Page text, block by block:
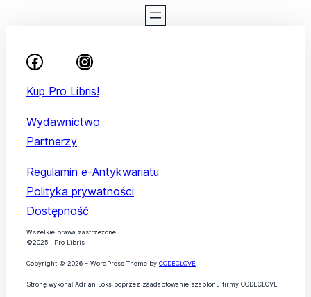
Kup Pro Libris!
Wydawnictwo
Partnerzy
Regulamin e-Antykwariatu
Polityka prywatności
Dostępność
Wszelkie prawa zastrzeżone
©2025 | Pro Libris
Copyright © 2026 – WordPress Theme by CODECLOVE
Stronę wykonał Adrian Lokś poprzez zaadaptowanie szablonu firmy CODECLOVE